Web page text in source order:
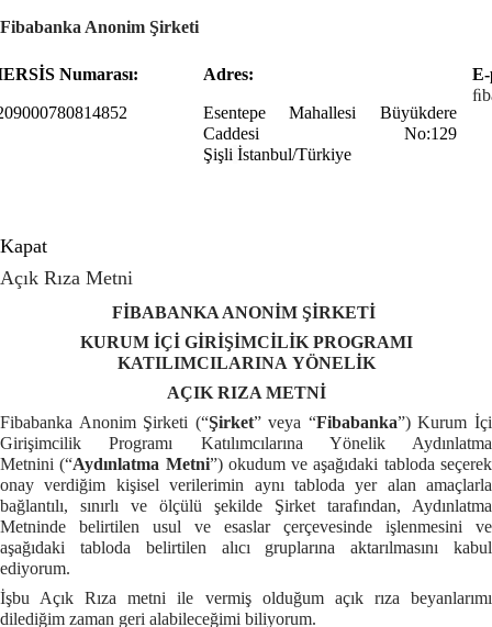
Fibabanka Anonim Şirketi
Numarası: Adres:
Esentepe Mahallesi Büyükdere
Caddesi No:129
Şişli İstanbul/Türkiye
E-
Kapat
Açık Rıza Metni
FİBABANKA ANONİM ŞİRKETİ
KURUM İÇİ GİRİŞİMCİLİK PROGRAMI
KATILIMCILARINA YÖNELİK
AÇIK RIZA METNİ
Fibabanka Anonim Şirketi (“Şirket” veya “Fibabanka”) Kurum İçi
Girişimcilik Programı Katılımcılarına Yönelik Aydınlatma
Metnini (“Aydınlatma Metni”) okudum ve aşağıdaki tabloda seçerek
onay verdiğim kişisel verilerimin aynı tabloda yer alan amaçlarla
bağlantılı, sınırlı ve ölçülü şekilde Şirket tarafından, Aydınlatma
Metninde belirtilen usul ve esaslar çerçevesinde işlenmesini ve
aşağıdaki tabloda belirtilen alıcı gruplarına aktarılmasını kabul
ediyorum.
İşbu Açık Rıza metni ile vermiş olduğum açık rıza beyanlarımı
dilediğim zaman geri alabileceğimi biliyorum.